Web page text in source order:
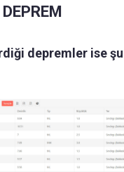
depremler ise